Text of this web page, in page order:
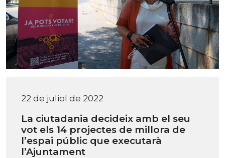
22 de juliol de 2022
La ciutadania decideix amb el seu
vot els 14 projectes de millora de
l’espai públic que executarà
l’Ajuntament